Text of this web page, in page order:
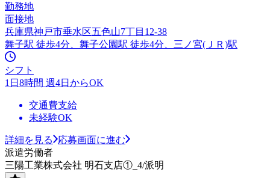
勤務地
面接地
兵庫県神戸市垂水区五色山7丁目12-38
舞子駅 徒歩4分、舞子公園駅 徒歩4分、三ノ宮(ＪＲ)駅
シフト
1日8時間 週4日からOK
交通費支給
未経験OK
詳細を見る
応募画面に進む
派遣労働者
三陽工業株式会社 明石支店①_4/派明